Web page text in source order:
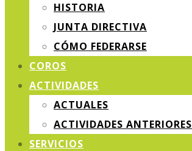
HISTORIA
JUNTA DIRECTIVA
CÓMO FEDERARSE
COROS
ACTIVIDADES
ACTUALES
ACTIVIDADES ANTERIORES
SERVICIOS